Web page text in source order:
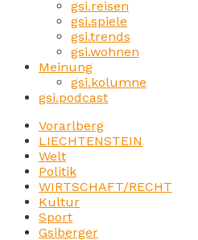
gsi.reisen
gsi.spiele
gsi.trends
gsi.wohnen
Meinung
gsi.kolumne
gsi.podcast
Vorarlberg
LIECHTENSTEIN
Welt
Politik
WIRTSCHAFT/RECHT
Kultur
Sport
Gsiberger